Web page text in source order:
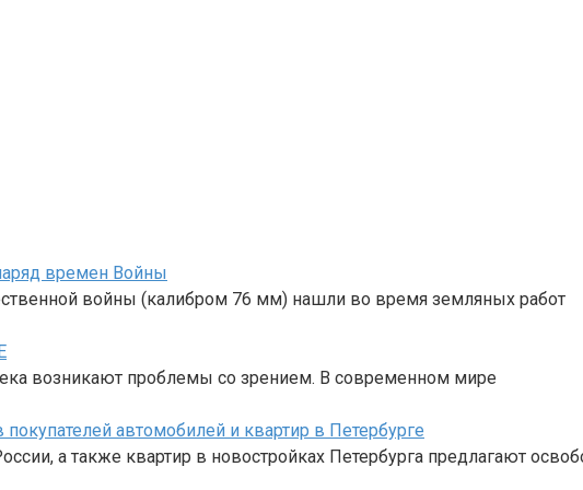
времен Войны
войны (калибром 76 мм) нашли во время земляных работ
возникают проблемы со зрением. В современном мире
автомобилей и квартир в Петербурге
а также квартир в новостройках Петербурга предлагают